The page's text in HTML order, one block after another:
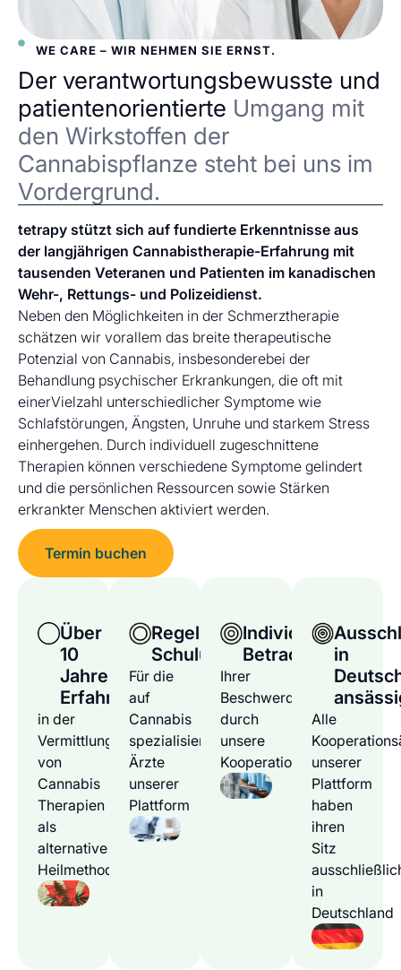
WE CARE – WIR NEHMEN SIE ERNST.
Der verantwortungsbewusste und
patientenorientierte Umgang mit
den Wirkstoffen der
Cannabispflanze steht bei uns im
Vordergrund.
tetrapy stützt sich auf fundierte Erkenntnisse aus
der langjährigen Cannabistherapie-Erfahrung mit
tausenden Veteranen und Patienten im kanadischen
Wehr-, Rettungs- und Polizeidienst.
Neben den Möglichkeiten in der Schmerztherapie
schätzen wir vorallem das breite therapeutische
Potenzial von Cannabis, insbesonderebei der
Behandlung psychischer Erkrankungen, die oft mit
einerVielzahl unterschiedlicher Symptome wie
Schlafstörungen, Ängsten, Unruhe und starkem Stress
einhergehen. Durch individuell zugeschnittene
Therapien können verschiedene Symptome gelindert
und die persönlichen Ressourcen sowie Stärken
erkrankter Menschen aktiviert werden.
Termin buchen
Über
10
Jahre
Erfahrung
in der
Vermittlung
von
Cannabis
Therapien
als
alternative
Heilmethode
Regelmäßige
Schulungen
Für die
auf
Cannabis
spezialisierten
Ärzte
unserer
Plattform
Individuelle
Betrachtung
Ihrer
Beschwerden
durch
unsere
Kooperationsärzte
in
Alle
unserer
Plattform
haben
ihren
Sitz
in
Deutschland